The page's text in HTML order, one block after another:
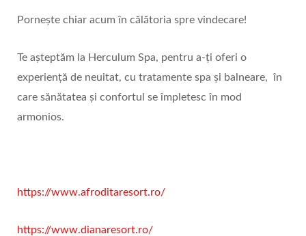
Pornește chiar acum în călătoria spre vindecare!
Te așteptăm la Herculum Spa, pentru a-ți oferi o
experiență de neuitat, cu tratamente spa și balneare, în
care sănătatea și confortul se împletesc în mod
armonios.
https://www.afroditaresort.ro/
https://www.dianaresort.ro/